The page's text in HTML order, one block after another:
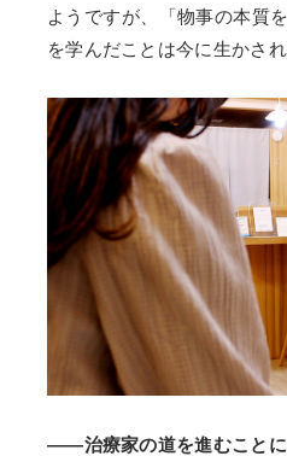
ようですが、「物事の本質
を学んだことは今に生かされ
——治療家の道を進むことに